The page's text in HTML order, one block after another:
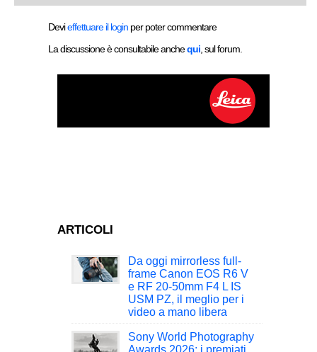
Devieffettuare il login per poter commentare
La discussione è consultabile anchequi , sul forum.
ARTICOLI
Da oggi mirrorless full-
frame Canon EOS R6 V
e RF 20-50mm F4 L IS
USM PZ, il meglio per i
video a mano libera
Sony World Photography